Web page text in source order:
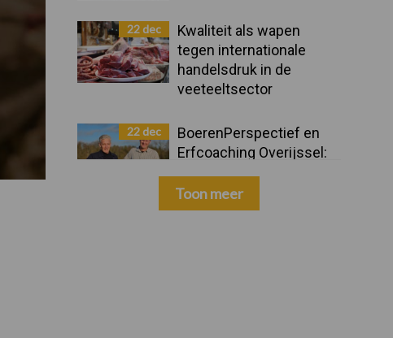
22 dec
Kwaliteit als wapen
tegen internationale
handelsdruk in de
veeteeltsector
22 dec
BoerenPerspectief en
Erfcoaching Overijssel:
ondersteuning bij grote
keuzes
Toon meer